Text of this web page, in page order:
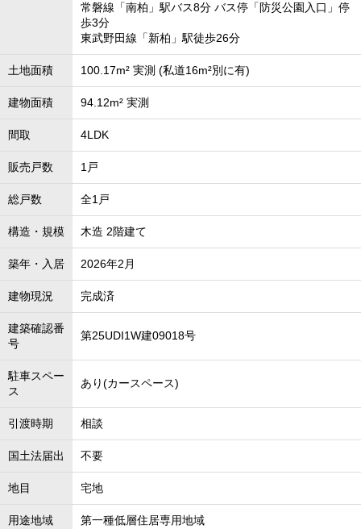
常磐線「南柏」駅バス8分 バス停「防災公園入口」停
歩3分
東武野田線「新柏」駅徒歩26分
土地面積 100.17m² 実測 (私道16m²別に有)
建物面積 94.12m² 実測
間取 4LDK
販売戸数 1戸
総戸数 全1戸
構造・規模 木造 2階建て
築年・入居 2026年2月
建物現況 完成済
建築確認番
号
第25UDI1W建09018号
駐車スペー
ス
あり(カースペース)
引渡時期 相談
国土法届出 不要
地目 宅地
用途地域 第一種低層住居専用地域